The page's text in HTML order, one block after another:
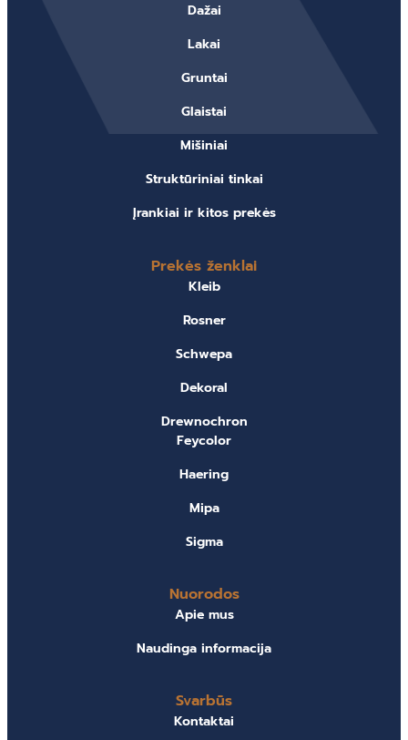
Dažai
Lakai
Gruntai
Glaistai
Mišiniai
Struktūriniai tinkai
Įrankiai ir kitos prekės
Prekės ženklai
Kleib
Rosner
Schwepa
Dekoral
Drewnochron
Feycolor
Haering
Mipa
Sigma
Nuorodos
Apie mus
Naudinga informacija
Svarbūs
Kontaktai